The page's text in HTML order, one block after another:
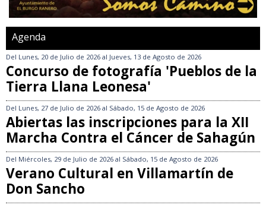
Agenda
Del Lunes, 20 de Julio de 2026 al Jueves, 13 de Agosto de 2026
Concurso de fotografía 'Pueblos de la
Tierra Llana Leonesa'
Del Lunes, 27 de Julio de 2026 al Sábado, 15 de Agosto de 2026
Abiertas las inscripciones para la XII
Marcha Contra el Cáncer de Sahagún
Del Miércoles, 29 de Julio de 2026 al Sábado, 15 de Agosto de 2026
Verano Cultural en Villamartín de
Don Sancho